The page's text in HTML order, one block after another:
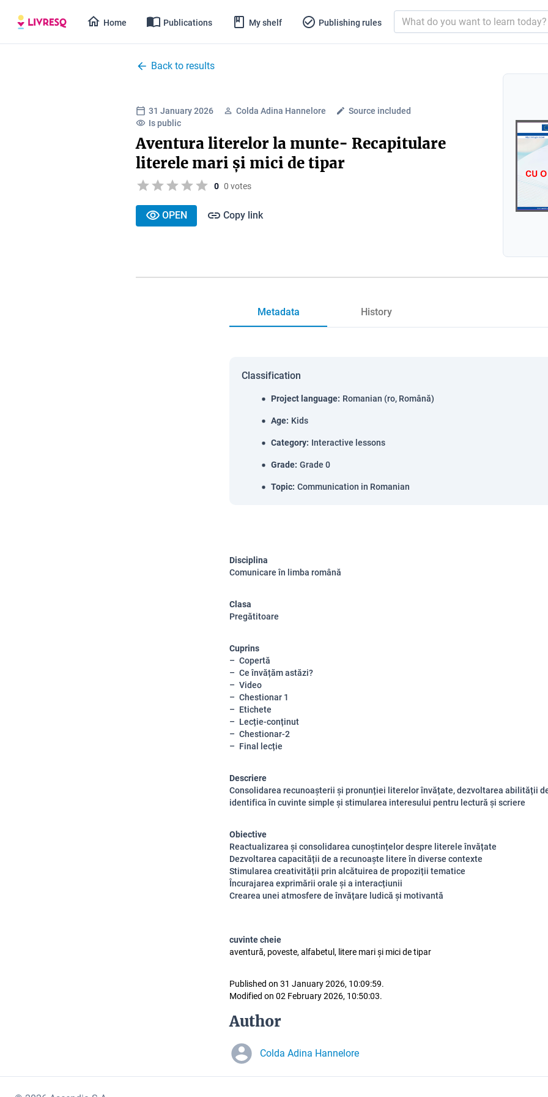
Home Publications My shelf Publishing rules
Back to results
31 January 2026 Colda Adina Hannelore
Source included
Is public
Aventura literelor la munte- Recapitulare
literele mari și mici de tipar
0 0 votes
OPEN Copy link
Metadata History
Classification
Project language: Romanian (ro, Română)
Age: Kids
Category: Interactive lessons
Grade: Grade 0
Topic: Communication in Romanian
Disciplina
Comunicare în limba română
Clasa
Pregătitoare
Cuprins
Copertă
Ce învățăm astăzi?
Video
Chestionar 1
Etichete
Lecție-conținut
Chestionar-2
Final lecție
Descriere
Consolidarea recunoașterii și pronunției literelor învățate, dezvoltarea abilității
identifica în cuvinte simple și stimularea interesului pentru lectură și scriere
Obiective
Reactualizarea și consolidarea cunoștințelor despre literele învățate
Dezvoltarea capacității de a recunoaște litere în diverse contexte
Stimularea creativității prin alcătuirea de propoziții tematice
Încurajarea exprimării orale și a interacțiunii
Crearea unei atmosfere de învățare ludică și motivantă
cuvinte cheie
aventură, poveste, alfabetul, litere mari și mici de tipar
Published on 31 January 2026, 10:09:59.
Modified on 02 February 2026, 10:50:03.
Author
Colda Adina Hannelore